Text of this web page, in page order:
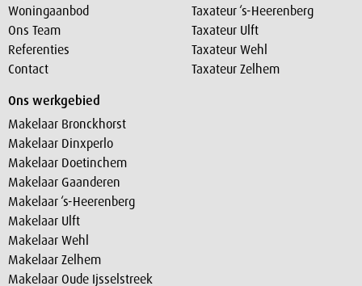
Woningaanbod
Ons Team
Referenties
Contact
Taxateur ‘s-Heerenberg
Taxateur Ulft
Taxateur Wehl
Taxateur Zelhem
Ons werkgebied
Makelaar Bronckhorst
Makelaar Dinxperlo
Makelaar Doetinchem
Makelaar Gaanderen
Makelaar ‘s-Heerenberg
Makelaar Ulft
Makelaar Wehl
Makelaar Zelhem
Makelaar Oude Ijsselstreek